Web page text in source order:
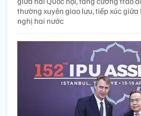
thường xuyên giao lưu, tiếp xúc giữa
nghị hai nước